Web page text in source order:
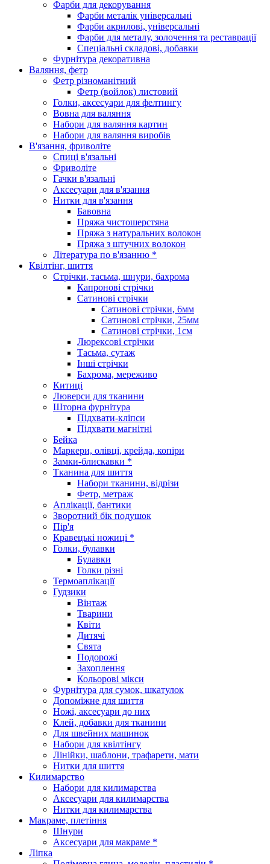
Фарби для декорування
Фарби металік універсальні
Фарби акрилові, універсальні
Фарби для металу, золочення та реставрації
Спеціальні складові, добавки
Фурнітура декоративна
Валяння, фетр
Фетр різноманітний
Фетр (войлок) листовий
Голки, аксесуари для фелтингу
Вовна для валяння
Набори для валяння картин
Набори для валяння виробів
В'язання, фриволіте
Спиці в'язальні
Фриволіте
Гачки в'язальні
Аксесуари для в'язання
Нитки для в'язання
Бавовна
Пряжа чистошерстяна
Пряжа з натуральних волокон
Пряжа з штучних волокон
Література по в'язанню *
Квілтінг, шиття
Стрічки, тасьма, шнури, бахрома
Капронові стрічки
Сатинові стрічки
Сатинові стрічки, 6мм
Сатинові стрічки, 25мм
Сатинові стрічки, 1см
Люрексові стрічки
Тасьма, сутаж
Інші стрічки
Бахрома, мереживо
Китиці
Люверси для тканини
Шторна фурнітура
Підхвати-кліпси
Підхвати магнітні
Бейка
Маркери, олівці, крейда, копіри
Замки-блискавки *
Тканина для шиття
Набори тканини, відрізи
Фетр, метраж
Аплікації, бантики
Зворотний бік подушок
Пір'я
Кравецькі ножиці *
Голки, булавки
Булавки
Голки різні
Термоаплікації
Гудзики
Вінтаж
Тварини
Квіти
Дитячі
Свята
Подорожі
Захоплення
Кольорові мікси
Фурнітура для сумок, шкатулок
Допоміжне для шиття
Ножі, аксесуари до них
Клей, добавки для тканини
Для швейних машинок
Набори для квілтінгу
Лінійки, шаблони, трафарети, мати
Нитки для шиття
Килимарство
Набори для килимарства
Аксесуари для килимарства
Нитки для килимарства
Макраме, плетіння
Шнури
Аксесуари для макраме *
Ліпка